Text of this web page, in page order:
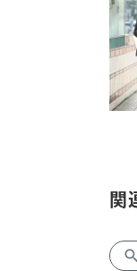
関
search